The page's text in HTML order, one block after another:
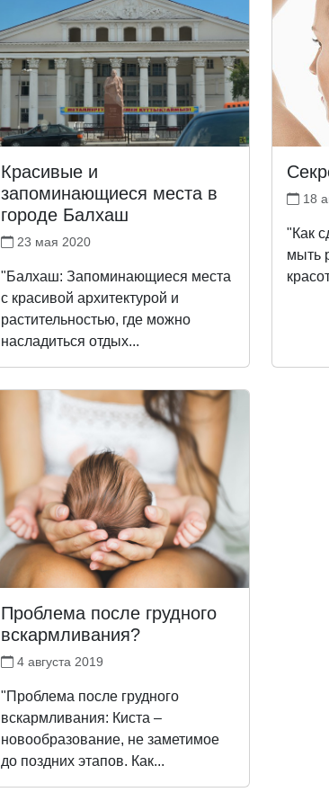
Красивые и
запоминающиеся места в
городе Балхаш
23 мая 2020
"Балхаш: Запоминающиеся места
с красивой архитектурой и
растительностью, где можно
насладиться отдых...
18
"Как
мыть
Проблема после грудного
вскармливания?
4 августа 2019
"Проблема после грудного
вскармливания: Киста –
новообразование, не заметимое
до поздних этапов. Как...